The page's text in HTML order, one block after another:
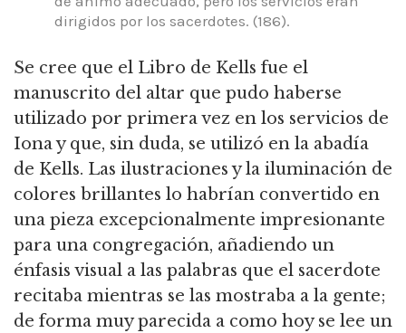
dirigidos por los sacerdotes. (186).
Se cree que el Libro de Kells fue el
manuscrito del altar que pudo haberse
utilizado por primera vez en los servicios de
Iona y que, sin duda, se utilizó en la abadía
de Kells. Las ilustraciones y la iluminación de
colores brillantes lo habrían convertido en
una pieza excepcionalmente impresionante
para una congregación, añadiendo un
énfasis visual a las palabras que el sacerdote
recitaba mientras se las mostraba a la gente;
de forma muy parecida a como hoy se lee un